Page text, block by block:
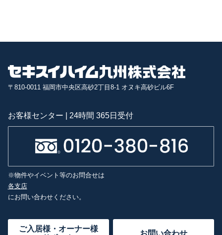
〒810-0011 福岡市中央区高砂2丁目8-1 オヌキ高砂ビル6F
お客様センター | 24時間 365日受付
※物件やイベント等のお問合せは
各支店
にお問い合わせください。
ご入居様・オーナー様
お問い合わせ